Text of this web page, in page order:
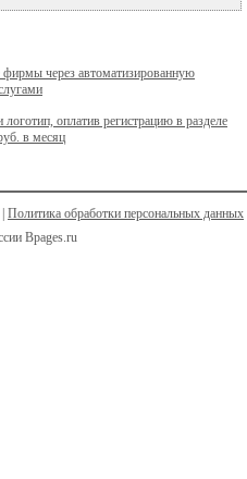
фирмы через автоматизированную
логотип, оплатив регистрацию в разделе
в месяц
Политика обработки персональных данных
Bpages.ru